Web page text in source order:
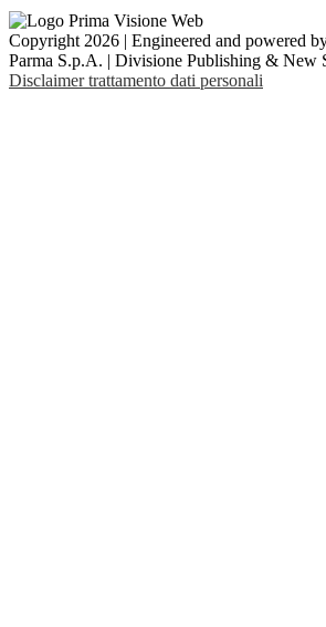
Copyright 2026 | Engineered and powered
Parma S.p.A. | Divisione Publishing & New
Disclaimer trattamento dati personali